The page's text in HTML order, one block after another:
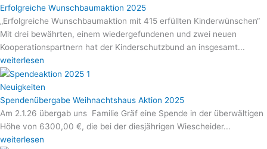
Erfolgreiche Wunschbaumaktion 2025
„Erfolgreiche Wunschbaumaktion mit 415 erfüllten Kinderwünschen“
Mit drei bewährten, einem wiedergefundenen und zwei neuen
Kooperationspartnern hat der Kinderschutzbund an insgesamt...
weiterlesen
Neuigkeiten
Spendenübergabe Weihnachtshaus Aktion 2025
Am 2.1.26 übergab uns Familie Gräf eine Spende in der überwältigen
Höhe von 6300,00 €, die bei der diesjährigen Wiescheider...
weiterlesen